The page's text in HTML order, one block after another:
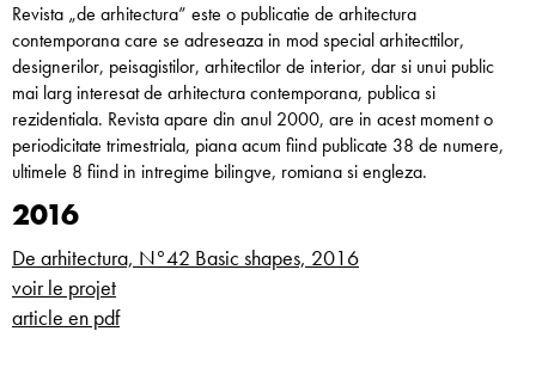
Revista „de arhitectura” este o publicatie de arhitectura
contemporana care se adreseaza in mod special arhitecttilor,
designerilor, peisagistilor, arhitectilor de interior, dar si unui public
mai larg interesat de arhitectura contemporana, publica si
rezidentiala. Revista apare din anul 2000, are in acest moment o
periodicitate trimestriala, piana acum fiind publicate 38 de numere,
ultimele 8 fiind in intregime bilingve, romiana si engleza.
2016
De arhitectura, N°42 Basic shapes, 2016
voir le projet
article en pdf